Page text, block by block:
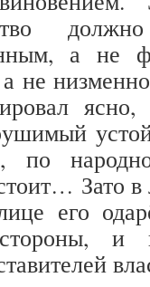
а не
не
по
Зато в
его
и